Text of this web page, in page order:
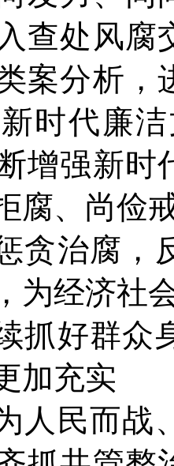
查处风腐
案分析，
时代廉
增强新时
腐、尚俭
贪治腐，
为经济社
抓好群
加充实
人民而战